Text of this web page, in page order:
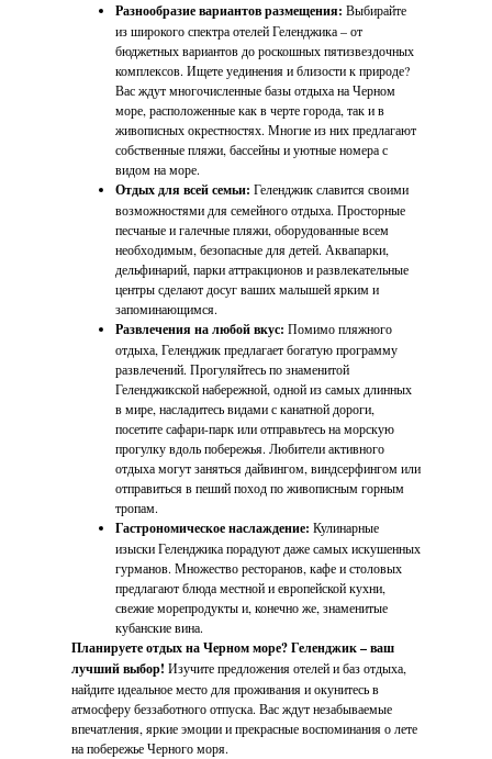
Разнообразие вариантов размещения: Выбирайте
из широкого спектра отелей Геленджика – от
бюджетных вариантов до роскошных пятизвездочных
комплексов. Ищете уединения и близости к природе?
Вас ждут многочисленные базы отдыха на Черном
море, расположенные как в черте города, так и в
живописных окрестностях. Многие из них предлагают
собственные пляжи, бассейны и уютные номера с
видом на море.
Отдых для всей семьи: Геленджик славится своими
возможностями для семейного отдыха. Просторные
песчаные и галечные пляжи, оборудованные всем
необходимым, безопасные для детей. Аквапарки,
дельфинарий, парки аттракционов и развлекательные
центры сделают досуг ваших малышей ярким и
запоминающимся.
Развлечения на любой вкус: Помимо пляжного
отдыха, Геленджик предлагает богатую программу
развлечений. Прогуляйтесь по знаменитой
Геленджикской набережной, одной из самых длинных
в мире, насладитесь видами с канатной дороги,
посетите сафари-парк или отправьтесь на морскую
прогулку вдоль побережья. Любители активного
отдыха могут заняться дайвингом, виндсерфингом или
отправиться в пеший поход по живописным горным
тропам.
Гастрономическое наслаждение: Кулинарные
изыски Геленджика порадуют даже самых искушенных
гурманов. Множество ресторанов, кафе и столовых
предлагают блюда местной и европейской кухни,
свежие морепродукты и, конечно же, знаменитые
кубанские вина.
Планируете отдых на Черном море? Геленджик – ваш
лучший выбор! Изучите предложения отелей и баз отдыха,
найдите идеальное место для проживания и окунитесь в
атмосферу беззаботного отпуска. Вас ждут незабываемые
впечатления, яркие эмоции и прекрасные воспоминания о лете
на побережье Черного моря.